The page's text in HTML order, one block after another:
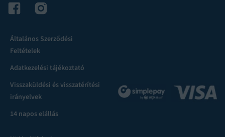
Általános Szerződési
Feltételek
Adatkezelési tájékoztató
Visszaküldési és visszatérítési
irányelvek
14 napos elállás